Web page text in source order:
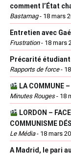
comment l’État
Bastamag- 18 mars
Entretien avec
Frustration- 18 mars
Précarité
Rapports de force-
LA COMMUNE
Minutes Rouges- 18
LORDON –
COMMUNISME
Le Média- 18 mars
A Madrid, le pari